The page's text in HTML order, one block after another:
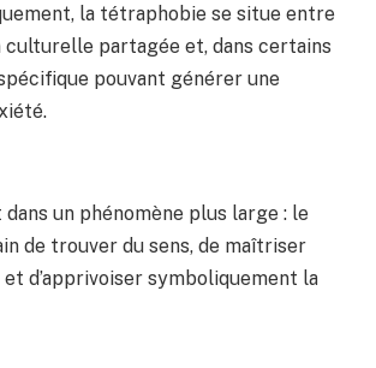
la tétraphobie se situe entre
partagée et, dans certains
pouvant générer une
dans un phénomène plus large : le
de trouver du sens, de maîtriser
d’apprivoiser symboliquement la